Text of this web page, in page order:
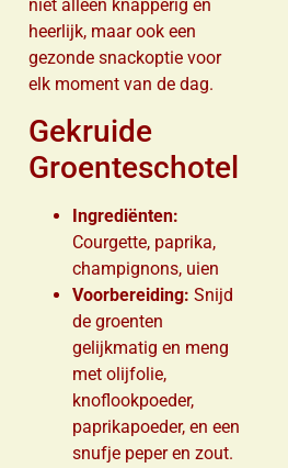
niet alleen knapperig en
heerlijk, maar ook een
gezonde snackoptie voor
elk moment van de dag.
Gekruide
Groenteschotel
Ingrediënten:
Courgette, paprika,
champignons, uien
Voorbereiding: Snijd
de groenten
gelijkmatig en meng
met olijfolie,
knoflookpoeder,
paprikapoeder, en een
snufje peper en zout.